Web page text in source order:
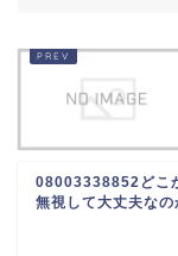
08003338852どこ
無視して大丈夫なの